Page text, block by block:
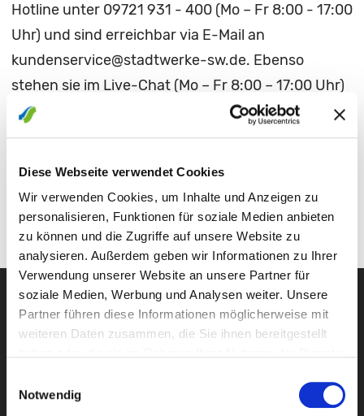
Diese Webseite verwendet Cookies
Wir verwenden Cookies, um Inhalte und Anzeigen zu
personalisieren, Funktionen für soziale Medien anbieten
zu können und die Zugriffe auf unsere Website zu
analysieren. Außerdem geben wir Informationen zu Ihrer
Verwendung unserer Website an unsere Partner für
soziale Medien, Werbung und Analysen weiter. Unsere
Partner führen diese Informationen möglicherweise mit
weiteren Daten zusammen, die Sie ihnen bereitgestellt
Notwendig
Hotline unter 09721 931 - 400 (Mo – Fr 8:00 - 17:00
Uhr) und sind erreichbar via E-Mail an
kundenservice@stadtwerke-sw.de. Ebenso
stehen sie im Live-Chat (Mo – Fr 8:00 – 17:00 Uhr)
und mittels Video-Konferenz (Mo – Fr 8:00 - 17:00
Uhr) über die Internetseite www.stadtwerke-
die Uhr.